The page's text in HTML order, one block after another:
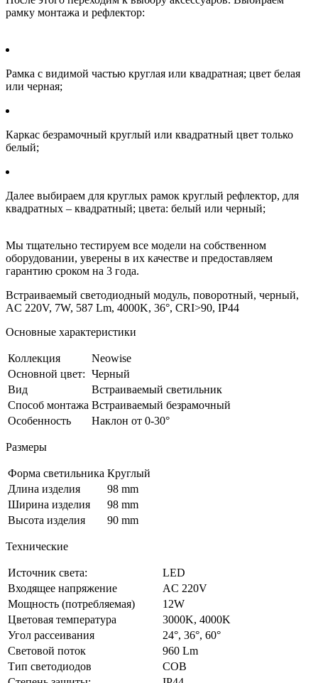
рамку монтажа и рефлектор:
Рамка с видимой частью круглая или квадратная; цвет белая
или черная;
Каркас безрамочный круглый или квадратный цвет только
белый;
Далее выбираем для круглых рамок круглый рефлектор, для
квадратных – квадратный; цвета: белый или черный;
Мы тщательно тестируем все модели на собственном
оборудовании, уверены в их качестве и предоставляем
гарантию сроком на 3 года.
Встраиваемый светодиодный модуль, поворотный, черный,
AC 220V, 7W, 587 Lm, 4000K, 36°, CRI>90, IP44
Основные характеристики
Коллекция
Neowise
Основной цвет: Черный
Вид
Встраиваемый светильник
Способ монтажа Встраиваемый безрамочный
Особенность
Наклон от 0-30°
Размеры
Форма светильника Круглый
Длина изделия
98 mm
Ширина изделия
98 mm
Высота изделия
90 mm
Технические
Источник света:
LED
Входящее напряжение
AC 220V
Мощность (потребляемая)
12W
Цветовая температура
3000K, 4000K
Угол рассеивания
24°, 36°, 60°
Световой поток
960 Lm
Тип светодиодов
COB